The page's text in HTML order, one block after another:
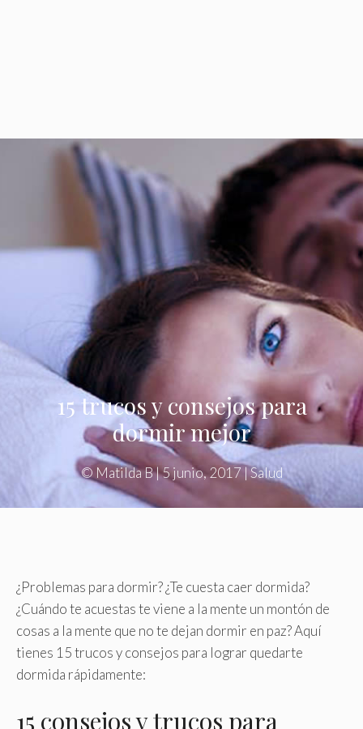
15 trucos y consejos para
dormir mejor
© Matilda B|5 junio, 2017|Salud
¿Problemas para dormir? ¿Te cuesta caer dormida?
¿Cuándo te acuestas te viene a la mente un montón de
cosas a la mente que no te dejan dormir en paz? Aquí
tienes 15 trucos y consejos para lograr quedarte
dormida rápidamente:
15 consejos y trucos para